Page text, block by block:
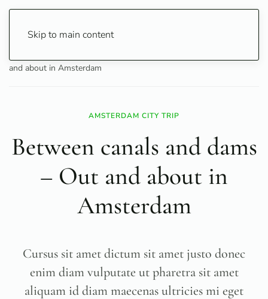
Skip to main content
and about in Amsterdam
AMSTERDAM CITY TRIP
Between canals and dams
– Out and about in
Amsterdam
Cursus sit amet dictum sit amet justo donec
enim diam vulputate ut pharetra sit amet
aliquam id diam maecenas ultricies mi eget